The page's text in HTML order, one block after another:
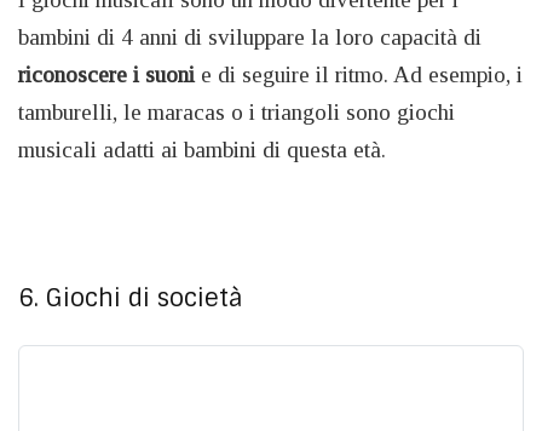
bambini di 4 anni di sviluppare la loro capacità di
riconoscere i suoni e di seguire il ritmo. Ad esempio, i
tamburelli, le maracas o i triangoli sono giochi
musicali adatti ai bambini di questa età.
6. Giochi di società